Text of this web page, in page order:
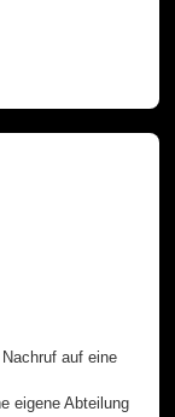
auf eine
eigene Abteilung